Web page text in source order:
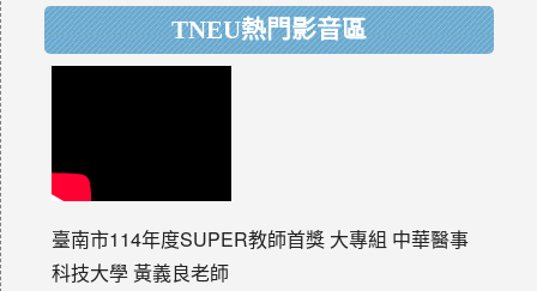
TNEU熱門影音區
臺南市114年度SUPER教師首獎 大專組 中華醫事
科技大學 黃義良老師